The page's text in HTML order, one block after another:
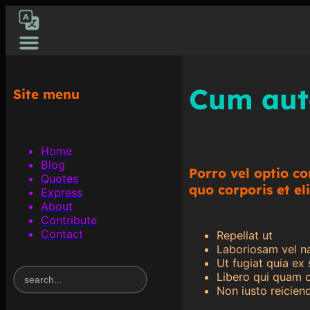
[gtranslate]
Site menu
Home
Blog
Quotes
Express
About
Contribute
Contact
S
e
Cum
Porro vel optio
quo corporis et
Repellat ut
Laboriosam vel
Ut fugiat quia ex
Libero qui quam
Non iusto